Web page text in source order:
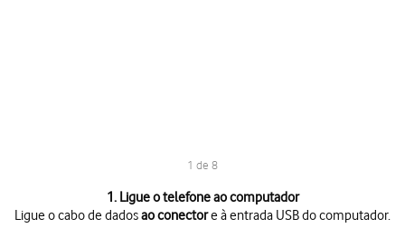
1 de 8
1. Ligue o telefone ao computador
Ligue o cabo de dadosao conectore à entrada USB do computador.